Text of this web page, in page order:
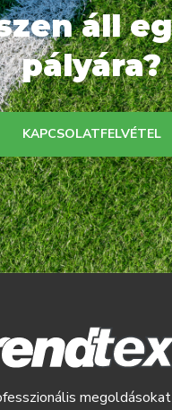
áll
pályára?
KAPCSOLATFELVÉTEL